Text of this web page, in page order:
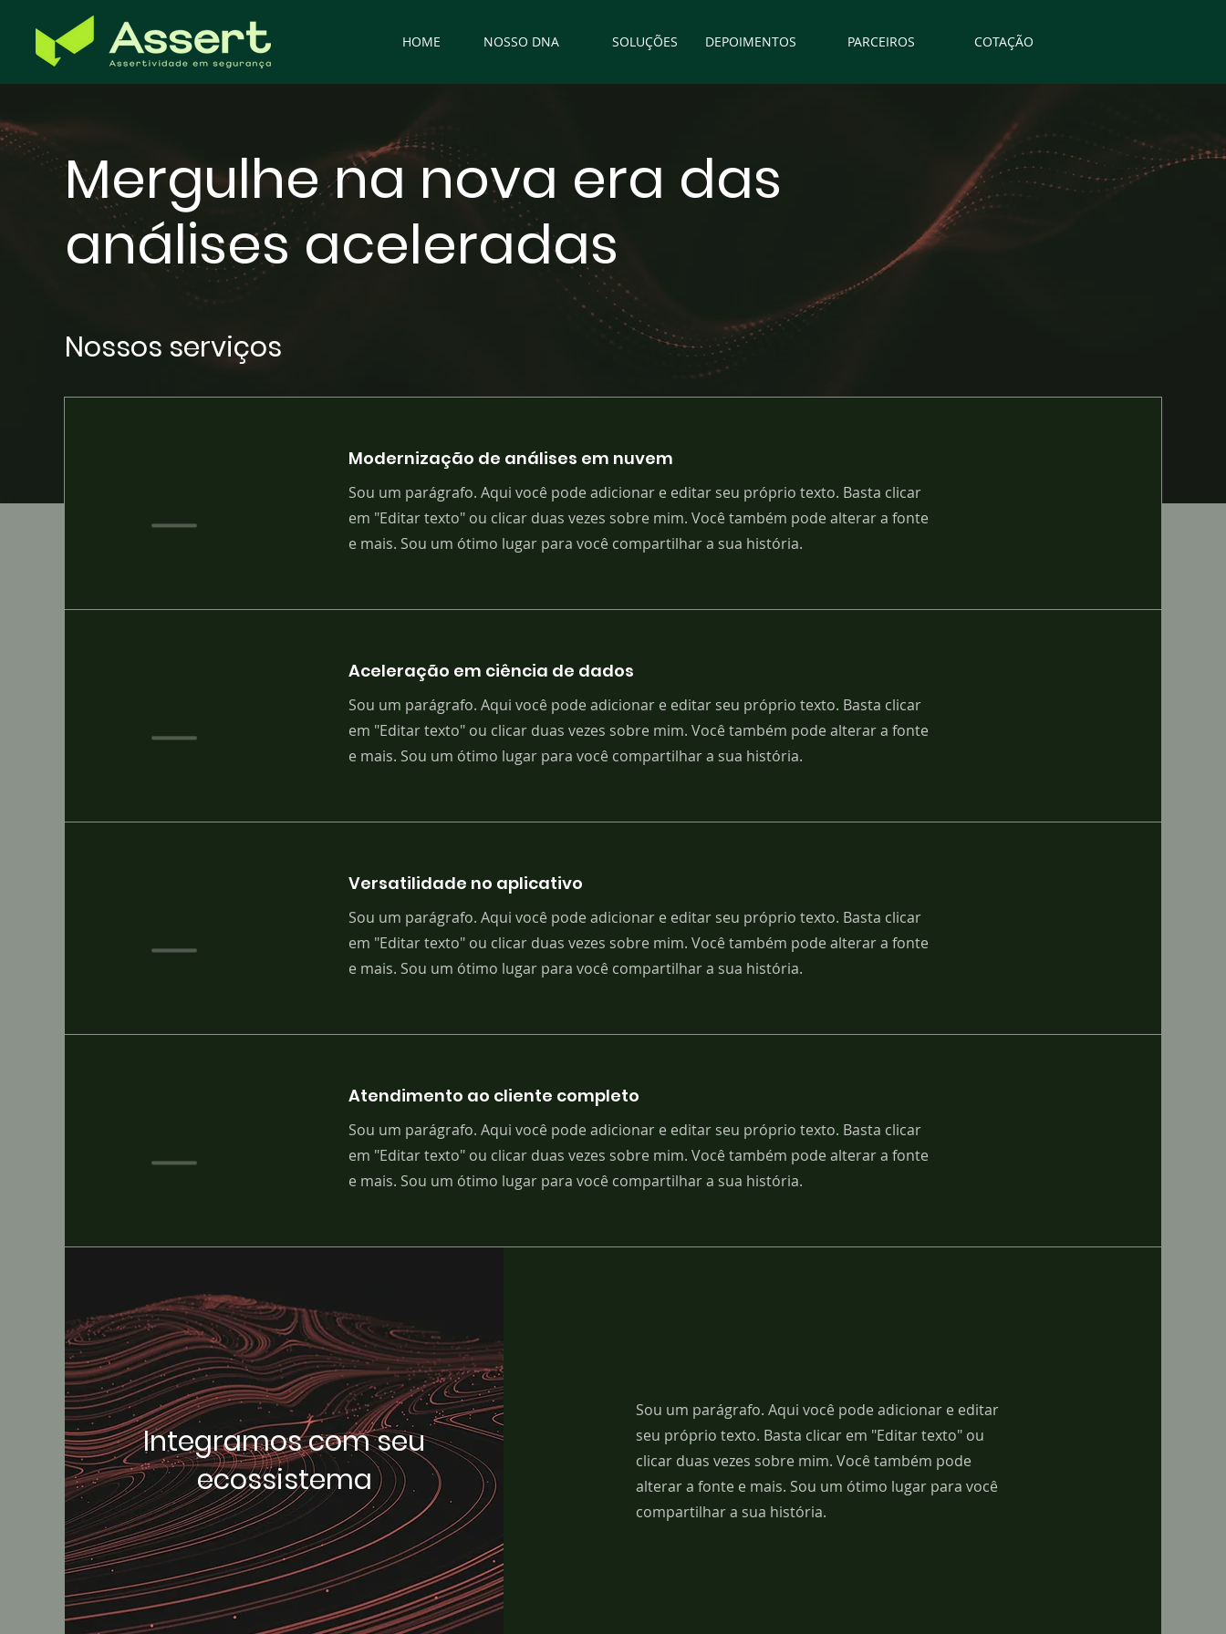
HOME NOSSO DNA SOLUÇÕES DEPOIMENTOS PARCEIROS COTAÇÃO
Mergulhe na nova era das
análises aceleradas
Nossos serviços
Modernização de análises em nuvem
Sou um parágrafo. Aqui você pode adicionar e editar seu próprio texto. Basta clicar
em "Editar texto" ou clicar duas vezes sobre mim. Você também pode alterar a fonte
e mais. Sou um ótimo lugar para você compartilhar a sua história.
Aceleração em ciência de dados
Sou um parágrafo. Aqui você pode adicionar e editar seu próprio texto. Basta clicar
em "Editar texto" ou clicar duas vezes sobre mim. Você também pode alterar a fonte
e mais. Sou um ótimo lugar para você compartilhar a sua história.
Versatilidade no aplicativo
Sou um parágrafo. Aqui você pode adicionar e editar seu próprio texto. Basta clicar
em "Editar texto" ou clicar duas vezes sobre mim. Você também pode alterar a fonte
e mais. Sou um ótimo lugar para você compartilhar a sua história.
Atendimento ao cliente completo
Sou um parágrafo. Aqui você pode adicionar e editar seu próprio texto. Basta clicar
em "Editar texto" ou clicar duas vezes sobre mim. Você também pode alterar a fonte
e mais. Sou um ótimo lugar para você compartilhar a sua história.
Integramos com seu
ecossistema
Sou um parágrafo. Aqui você pode adicionar e editar
seu próprio texto. Basta clicar em "Editar texto" ou
clicar duas vezes sobre mim. Você também pode
alterar a fonte e mais. Sou um ótimo lugar para você
compartilhar a sua história.